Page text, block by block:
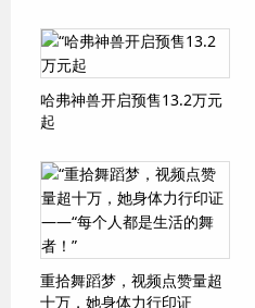
哈弗神兽开启预售13.2万元
起
重拾舞蹈梦，视频点赞量超
十万，她身体力行印证